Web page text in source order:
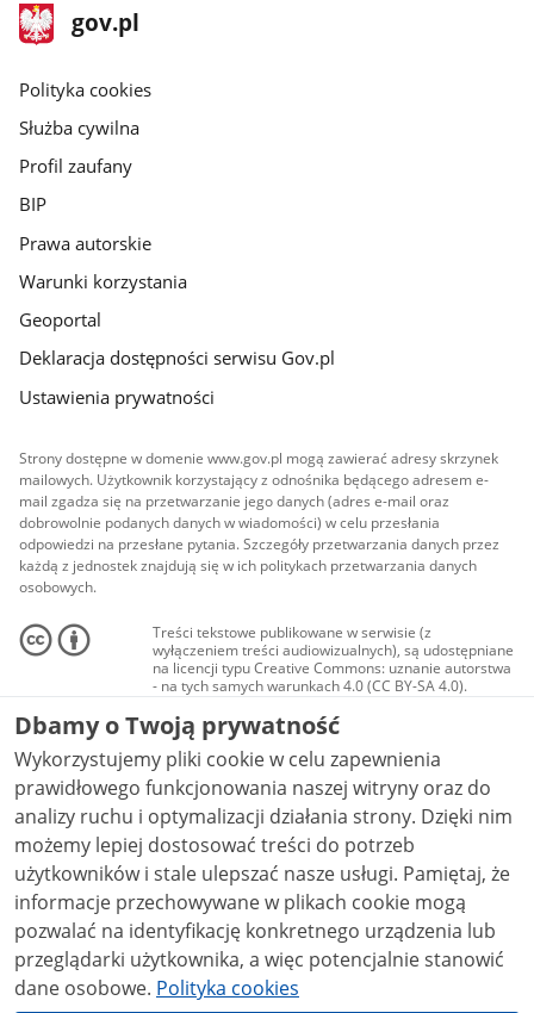
stopka
gov.pl
Strona
gov.pl
gov.pl
Polityka cookies
Służba cywilna
Profil zaufany
BIP
Prawa autorskie
Warunki korzystania
Geoportal
Deklaracja dostępności serwisu Gov.pl
Ustawienia prywatności
Strony dostępne w domenie www.gov.pl mogą zawierać adresy skrzynek
mailowych. Użytkownik korzystający z odnośnika będącego adresem e-
mail zgadza się na przetwarzanie jego danych (adres e-mail oraz
dobrowolnie podanych danych w wiadomości) w celu przesłania
odpowiedzi na przesłane pytania. Szczegóły przetwarzania danych przez
każdą z jednostek znajdują się w ich politykach przetwarzania danych
osobowych.
Treści tekstowe publikowane w serwisie (z
wyłączeniem treści audiowizualnych), są udostępniane
na licencji typu Creative Commons: uznanie autorstwa
- na tych samych warunkach 4.0 (CC BY-SA 4.0).
Materiały audiowizualne, w tym zdjęcia, materiały
audio i wideo, są udostępniane na licencji typu
Creative Commons: uznanie autorstwa użycie
niekomercyjne - bez utworów zależnych 4.0 (CC BY-
NC-ND 4.0), o ile nie jest to stwierdzone inaczej.
Dbamy o Twoją prywatność
Wykorzystujemy pliki cookie w celu zapewnienia
prawidłowego funkcjonowania naszej witryny oraz do
analizy ruchu i optymalizacji działania strony. Dzięki nim
możemy lepiej dostosować treści do potrzeb
użytkowników i stale ulepszać nasze usługi. Pamiętaj, że
informacje przechowywane w plikach cookie mogą
pozwalać na identyfikację konkretnego urządzenia lub
przeglądarki użytkownika, a więc potencjalnie stanowić
dane osobowe. Polityka cookies